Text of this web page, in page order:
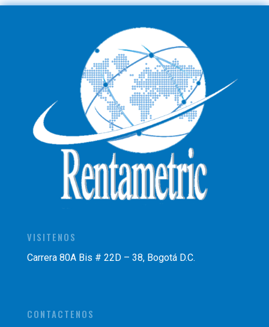
VISITENOS
Carrera 80A Bis # 22D – 38, Bogotá D.C.
CONTACTENOS